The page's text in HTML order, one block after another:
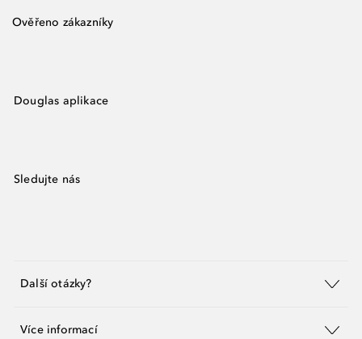
Ověřeno zákazníky
Douglas aplikace
Sledujte nás
Další otázky?
Více informací